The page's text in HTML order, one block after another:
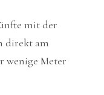
mit der
direkt am
wenige Meter